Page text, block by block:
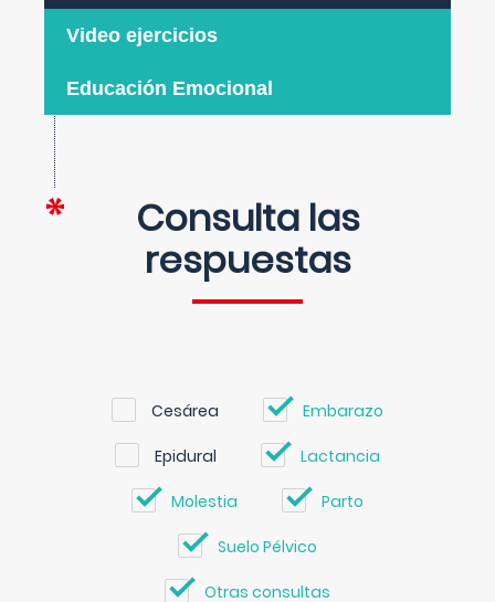
Video ejercicios
Educación Emocional
Consulta las
respuestas
Cesárea Embarazo
Epidural Lactancia
Molestia Parto
Suelo Pélvico
Otras consultas